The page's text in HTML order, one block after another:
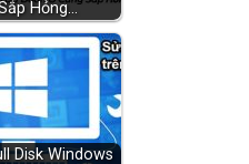
Hỏng…
Disk Windows